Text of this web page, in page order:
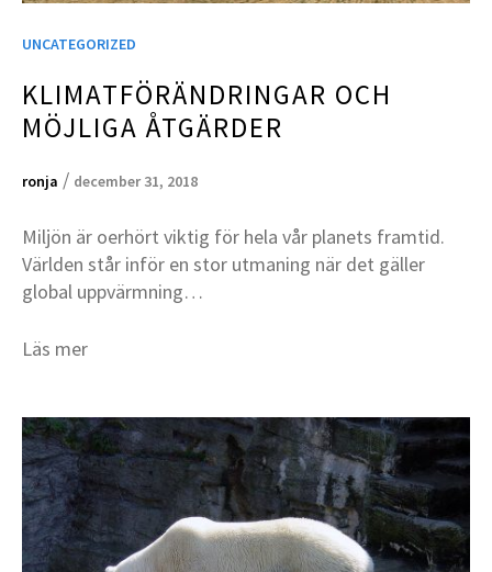
UNCATEGORIZED
KLIMATFÖRÄNDRINGAR OCH
MÖJLIGA ÅTGÄRDER
ronja / december 31, 2018
Miljön är oerhört viktig för hela vår planets framtid.
Världen står inför en stor utmaning när det gäller
global uppvärmning…
Läs mer